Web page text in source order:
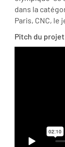
dans la
Paris, CNC, le
Pitch du